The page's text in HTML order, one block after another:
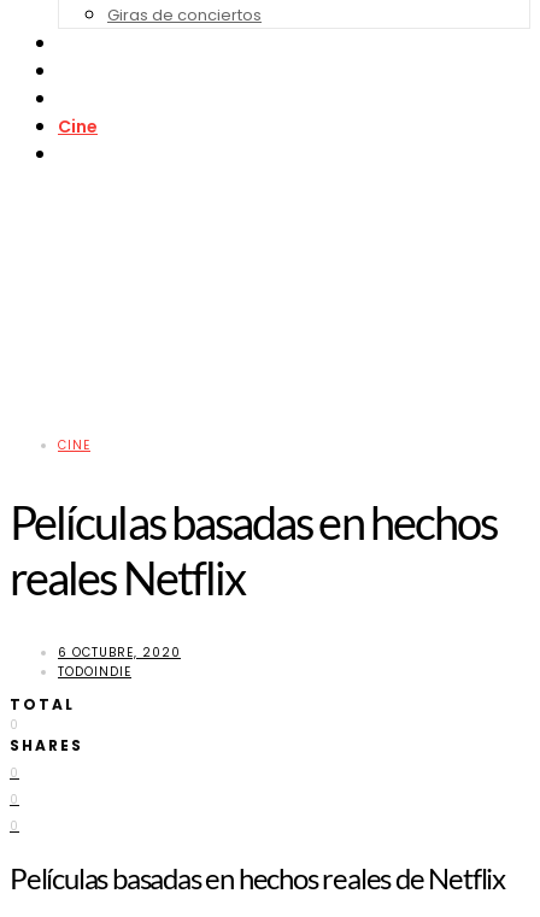
Giras de conciertos
Cine
CINE
Películas basadas en hechos
reales Netflix
6 OCTUBRE, 2020
TODOINDIE
TOTAL
0
SHARES
0
0
0
Películas basadas en hechos reales de Netflix